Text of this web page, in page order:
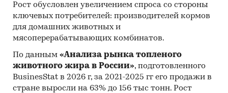
Материалы International Trade Centre.
Материалы Index Mundi.
Research Group.
Объем и структура выборки
Рост обусловлен увеличением спроса со стороны
ключевых потребителей: производителей кормов
для домашних животных и
мясоперерабатывающих комбинатов.
По данным «Анализа рынка топленого
животного жира в России», подготовленного
BusinesStat в 2026 г, за 2021-2025 гг его продажи в
стране выросли на 63% до 156 тыс тонн. Рост